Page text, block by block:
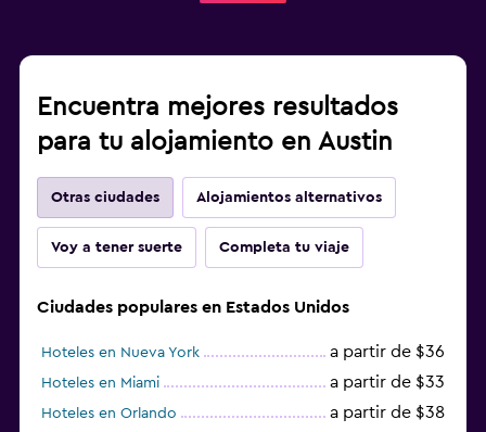
Encuentra mejores resultados
para tu alojamiento en Austin
Otras ciudades Alojamientos alternativos
Voy a tener suerte Completa tu viaje
Ciudades populares en Estados Unidos
Hoteles en Nueva York a partir de $36
Hoteles en Miami a partir de $33
Hoteles en Orlando a partir de $38